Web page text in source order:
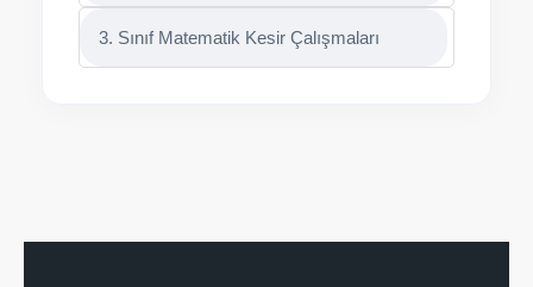
3. Sınıf Matematik Kesir Çalışmaları